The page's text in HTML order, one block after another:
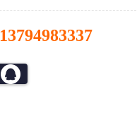
13794983337